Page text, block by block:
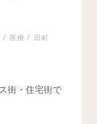
/ 医療 / 田町
街・住宅街で